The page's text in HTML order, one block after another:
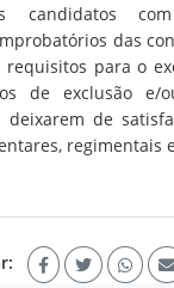
candidatos
das
requisitos para o
de exclusão e/
deixarem de
regimentais